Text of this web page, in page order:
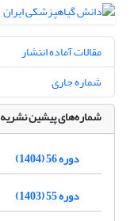
مقالات آماده انتشار
شماره جاری
شماره‌های پیشین نشریه
دوره 56 (1404)
دوره 55 (1403)